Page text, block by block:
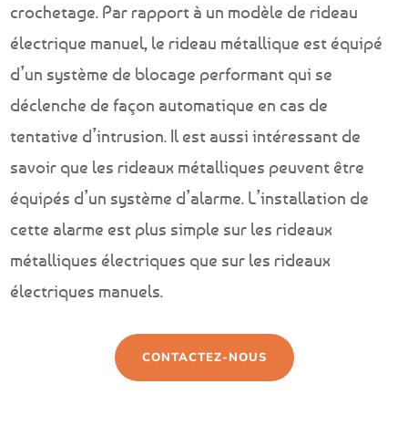
crochetage. Par rapport à un modèle de rideau
électrique manuel, le rideau métallique est équipé
d’un système de blocage performant qui se
déclenche de façon automatique en cas de
tentative d’intrusion. Il est aussi intéressant de
savoir que les rideaux métalliques peuvent être
équipés d’un système d’alarme. L’installation de
cette alarme est plus simple sur les rideaux
métalliques électriques que sur les rideaux
électriques manuels.
CONTACTEZ-NOUS